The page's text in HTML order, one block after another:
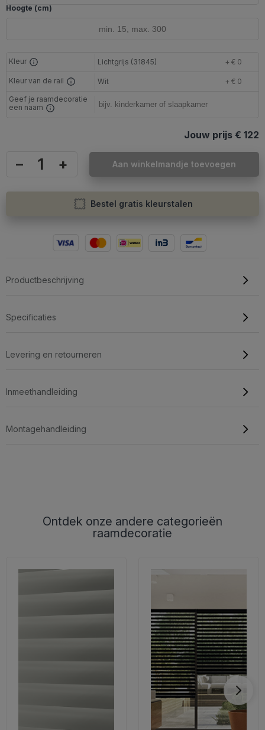
Hoogte (cm)
Kleur Lichtgrijs (31845) + € 0
Kleur van de rail Wit
+ € 0
Geef je raamdecoratie
een naam
Jouw prijs € 122
– + Aan winkelmandje toevoegen
Bestel gratis kleurstalen
Productbeschrijving
Specificaties
Levering en retourneren
Inmeethandleiding
Montagehandleiding
Ontdek onze andere categorieën
raamdecoratie